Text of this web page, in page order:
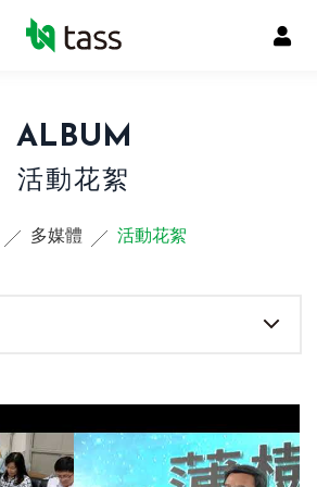
ALBUM
活動花絮
多媒體 活動花絮